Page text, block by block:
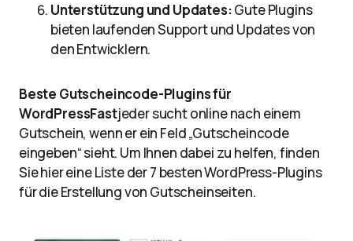
Unterstützung und Updates:Gute Plugins
bieten laufenden Support und Updates von
den Entwicklern.
Beste Gutscheincode-Plugins für
WordPressFastjeder sucht online nach einem
Gutschein, wenn er ein Feld „Gutscheincode
eingeben“ sieht. Um Ihnen dabei zu helfen, finden
Sie hier eine Liste der 7 besten WordPress-Plugins
für die Erstellung von Gutscheinseiten.